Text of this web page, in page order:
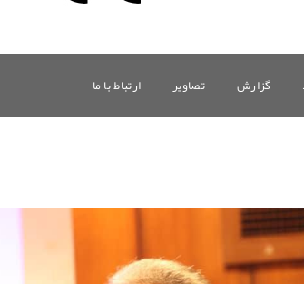
ارتباط با ما تصاویر گزارش